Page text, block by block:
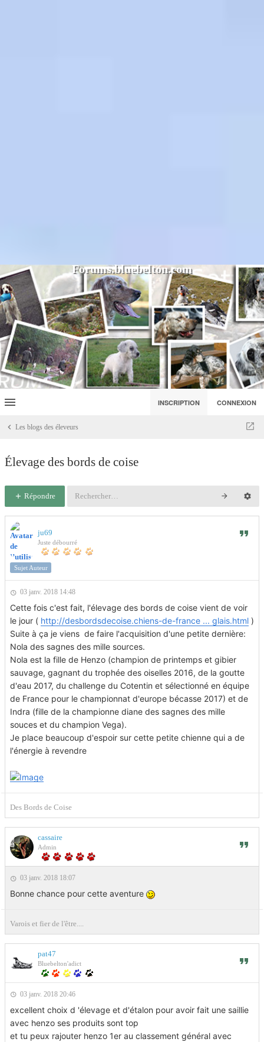
Forums.bluebelton.com
INSCRIPTION CONNEXION
Les blogs des éleveurs
Élevage des bords de coise
Répondre
ju69
Juste débourré
Sujet Auteur
03 janv. 2018 14:48
Cette fois c'est fait, l'élevage des bords de coise vient de voir
le jour ( http://desbordsdecoise.chiens-de-france ... glais.html )
Suite à ça je viens de faire l'acquisition d'une petite dernière:
Nola des sagnes des mille sources.
Nola est la fille de Henzo (champion de printemps et gibier
sauvage, gagnant du trophée des oiselles 2016, de la goutte
d'eau 2017, du challenge du Cotentin et sélectionné en équipe
de France pour le championnat d'europe bécasse 2017) et de
Indra (fille de la championne diane des sagnes des mille
souces et du champion Vega).
Je place beaucoup d'espoir sur cette petite chienne qui a de
l'énergie à revendre
Des Bords de Coise
cassaire
Admin
03 janv. 2018 18:07
Bonne chance pour cette aventure
Varois et fier de l'être....
pat47
Bluebelton'adict
03 janv. 2018 20:46
excellent choix d 'élevage et d'étalon pour avoir fait une saillie
avec henzo ses produits sont top
et tu peux rajouter henzo 1er au classement général avec